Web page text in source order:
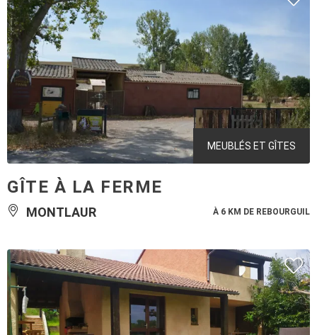
MEUBLÉS ET GÎTES
GÎTE À LA FERME
MONTLAUR À 6 KM DE REBOURGUIL